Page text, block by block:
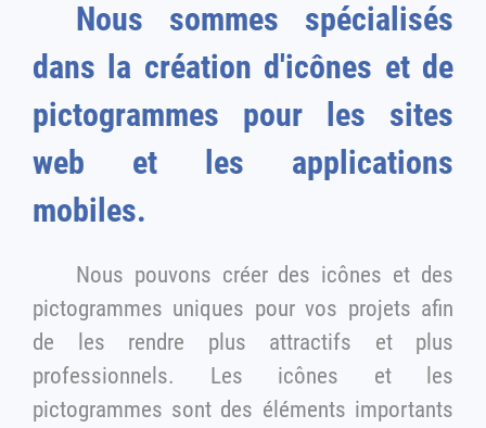
Nous sommes spécialisés
dans la création d'icônes et de
pictogrammes pour les sites
web et les applications
mobiles.
Nous pouvons créer des icônes et des
pictogrammes uniques pour vos projets afin
de les rendre plus attractifs et plus
professionnels. Les icônes et les
pictogrammes sont des éléments importants